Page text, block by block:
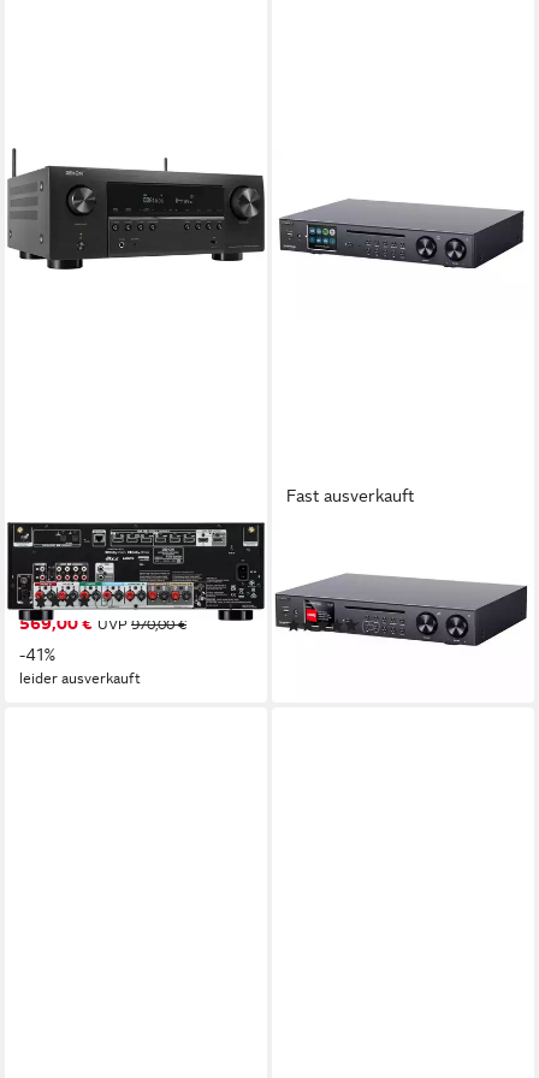
DENON
AVR-S970H Lautsprecher
(3)
569,00 € UVP 970,00 €
-41%
leider ausverkauft
Fast ausverkauft
KR-W8000SCD Smart Hifi-
CD-Receiver AV-Receiver
(5)